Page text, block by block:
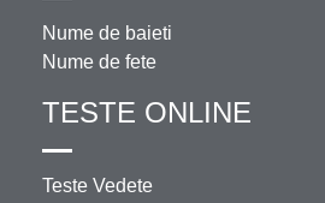
Nume de baieti
Nume de fete
TESTE ONLINE
Teste Vedete